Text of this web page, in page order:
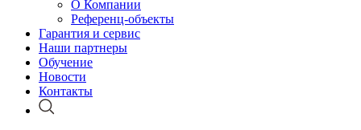
О Компании
Референц-объекты
Гарантия и сервис
Наши партнеры
Обучение
Новости
Контакты